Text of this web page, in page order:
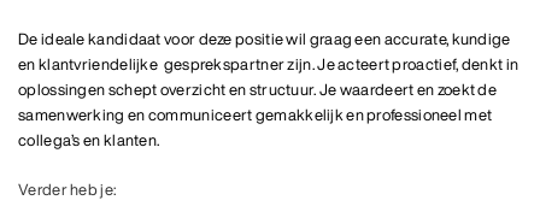
De ideale kandidaat voor deze positie wil graag een accurate, kundige
en klantvriendelijke gesprekspartner zijn. Je acteert proactief, denkt in
oplossingen schept overzicht en structuur. Je waardeert en zoekt de
samenwerking en communiceert gemakkelijk en professioneel met
collega’s en klanten.
Verder heb je: